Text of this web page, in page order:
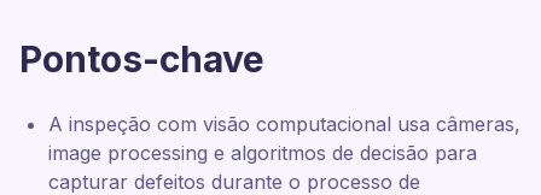
Pontos-chave
A inspeção com visão computacional usa câmeras,
image processing e algoritmos de decisão para
capturar defeitos durante o processo de